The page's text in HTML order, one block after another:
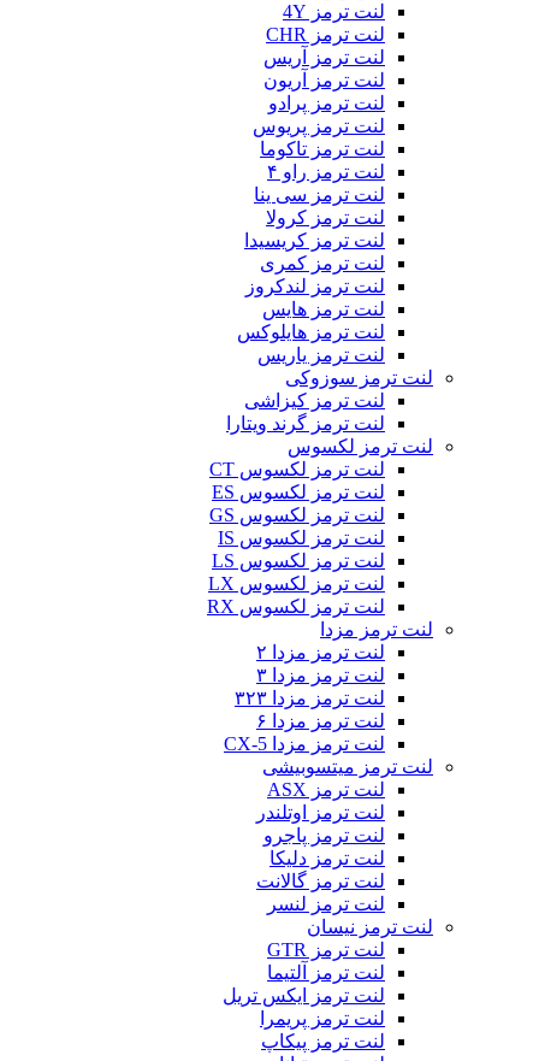
لنت ترمز 4Y
لنت ترمز CHR
لنت ترمز آریس
لنت ترمز آریون
لنت ترمز پرادو
لنت ترمز پریوس
لنت ترمز تاکوما
لنت ترمز راو ۴
لنت ترمز سی ینا
لنت ترمز کرولا
لنت ترمز کریسیدا
لنت ترمز کمری
لنت ترمز لندکروز
لنت ترمز هایس
لنت ترمز هایلوکس
لنت ترمز یاریس
لنت ترمز سوزوکی
لنت ترمز کیزاشی
لنت ترمز گرند ویتارا
لنت ترمز لکسوس
لنت ترمز لکسوس CT
لنت ترمز لکسوس ES
لنت ترمز لکسوس GS
لنت ترمز لکسوس IS
لنت ترمز لکسوس LS
لنت ترمز لکسوس LX
لنت ترمز لکسوس RX
لنت ترمز مزدا
لنت ترمز مزدا ۲
لنت ترمز مزدا ۳
لنت ترمز مزدا ۳۲۳
لنت ترمز مزدا ۶
لنت ترمز مزدا CX-5
لنت ترمز میتسوبیشی
لنت ترمز ASX
لنت ترمز اوتلندر
لنت ترمز پاجرو
لنت ترمز دلیکا
لنت ترمز گالانت
لنت ترمز لنسر
لنت ترمز نیسان
لنت ترمز GTR
لنت ترمز آلتیما
لنت ترمز ایکس تریل
لنت ترمز پریمرا
لنت ترمز پیکاپ